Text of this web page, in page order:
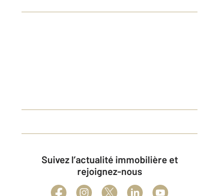
Suivez l’actualité immobilière et
rejoignez-nous